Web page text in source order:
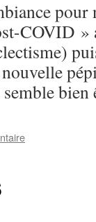
COVID »
semble